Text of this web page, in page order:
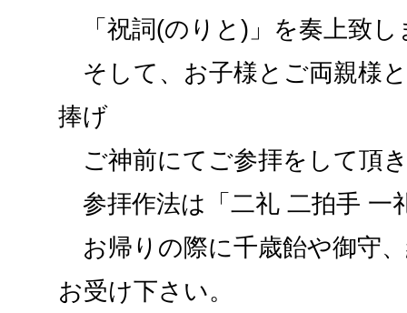
「祝詞(のりと)」を奏上致し
そして、お子様とご両親様
捧げ
ご神前にてご参拝をして頂
参拝作法は「二礼 二拍手 一
お帰りの際に千歳飴や御守
お受け下さい。